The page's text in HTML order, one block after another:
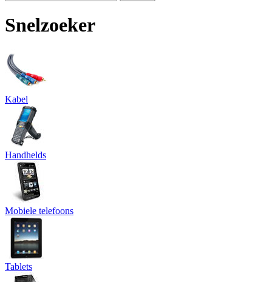
Snelzoeker
Kabel
Handhelds
Mobiele telefoons
Tablets